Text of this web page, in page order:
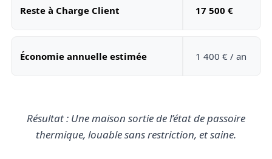
Reste à Charge Client 17 500 €
Économie annuelle estimée 1 400 € / an
Résultat : Une maison sortie de l’état de passoire
thermique, louable sans restriction, et saine.